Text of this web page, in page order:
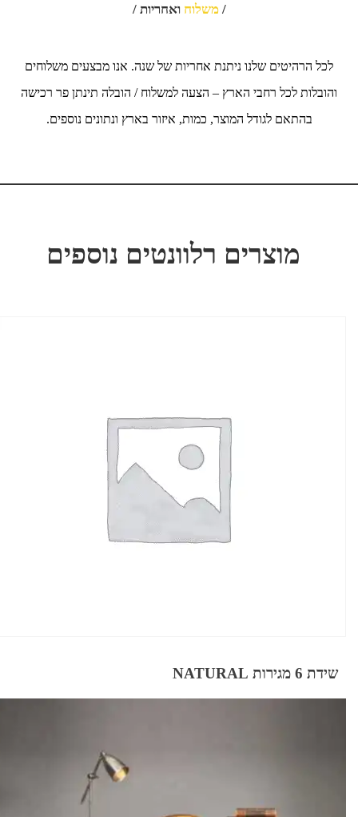
/משלוח ואחריות /
לכל הרהיטים שלנו ניתנת אחריות של שנה. אנו מבצעים משלוחים
והובלות לכל רחבי הארץ – הצעה למשלוח / הובלה תינתן פר רכישה
בהתאם לגודל המוצר, כמות, איזור בארץ ונתונים נוספים.
מוצרים רלוונטים נוספים
שידת 6 מגירות NATURAL